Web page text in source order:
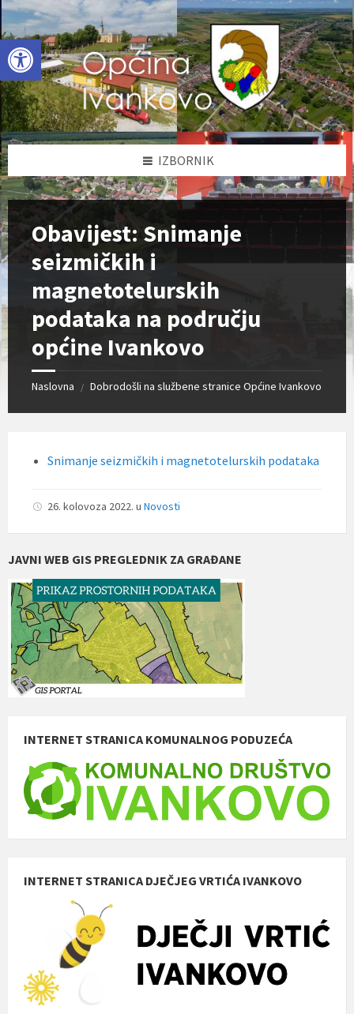
Open toolbar
Skip
to
content
Skip
to
left
sidebar
Skip
to
footer
IZBORNIK
Obavijest: Snimanje
seizmičkih i
magnetotelurskih
podataka na području
općine Ivankovo
Naslovna / Dobrodošli na službene stranice Općine Ivankovo
Snimanje seizmičkih i magnetotelurskih podataka
26. kolovoza 2022. u Novosti
JAVNI WEB GIS PREGLEDNIK ZA GRAĐANE
INTERNET STRANICA KOMUNALNOG PODUZEĆA
INTERNET STRANICA DJEČJEG VRTIĆA IVANKOVO